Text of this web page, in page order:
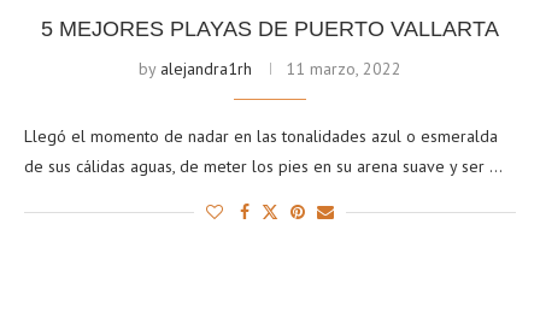
5 MEJORES PLAYAS DE PUERTO VALLARTA
by alejandra1rh 11 marzo, 2022
Llegó el momento de nadar en las tonalidades azul o esmeralda
de sus cálidas aguas, de meter los pies en su arena suave y ser …